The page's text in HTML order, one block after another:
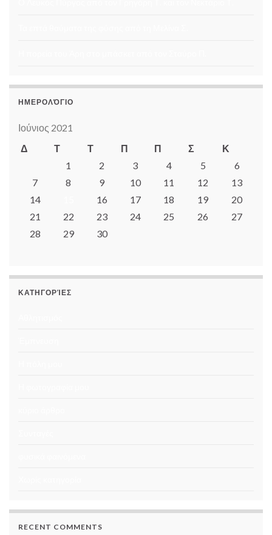
ΗΜΕΡΟΛΌΓΙΟ
Ιούνιος 2021
Δ
Τ Τ Π Π Σ
Κ
1
2 3 4 5
6
7
8 9 10 11 12
13
14
16 17 18 19
20
21
22 23 24 25 26
27
28
29 30
ΚΑΤΗΓΟΡΊΕΣ
RECENT COMMENTS